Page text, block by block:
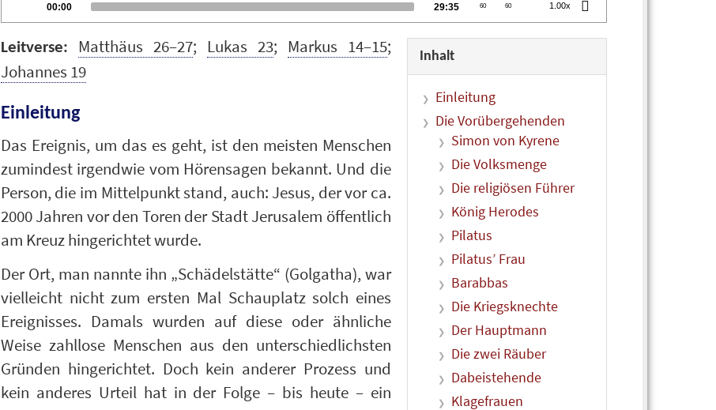
Player
Current
00:00 Total
29:35 60 60 1.00x
Inhalt
Einleitung
Die Vorübergehenden
Simon von Kyrene
Die Volksmenge
Die religiösen Führer
König Herodes
Pilatus
Pilatus’ Frau
Barabbas
Die Kriegsknechte
Der Hauptmann
Die zwei Räuber
Dabeistehende
Klagefrauen
Leitverse: Matthäus 26–27; Lukas 23; Markus 14–15;
Johannes 19
Einleitung
Das Ereignis, um das es geht, ist den meisten Menschen
zumindest irgendwie vom Hörensagen bekannt. Und die
Person, die im Mittelpunkt stand, auch: Jesus, der vor ca.
2000 Jahren vor den Toren der Stadt Jerusalem öffentlich
am Kreuz hingerichtet wurde.
Der Ort, man nannte ihn „Schädelstätte“ (Golgatha), war
vielleicht nicht zum ersten Mal Schauplatz solch eines
Ereignisses. Damals wurden auf diese oder ähnliche
Weise zahllose Menschen aus den unterschiedlichsten
Gründen hingerichtet. Doch kein anderer Prozess und
kein anderes Urteil hat in der Folge – bis heute – ein